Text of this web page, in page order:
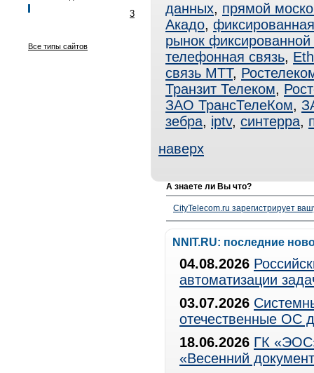
3
Все типы сайтов
данных, прямой
Акадо,
рынок фиксированной
телефонная связь,
связь МТТ,
Транзит Телеком,
ЗАО ТрансТелеКом,
зебра, iptv, синтерра,
наверх
А знаете ли Вы что?
CityTelecom.ru зарегистрирует
NNIT.RU: последние
04.08.2026
автоматизации
03.07.2026
отечественные ОС
18.06.2026 ГК
«Весенний